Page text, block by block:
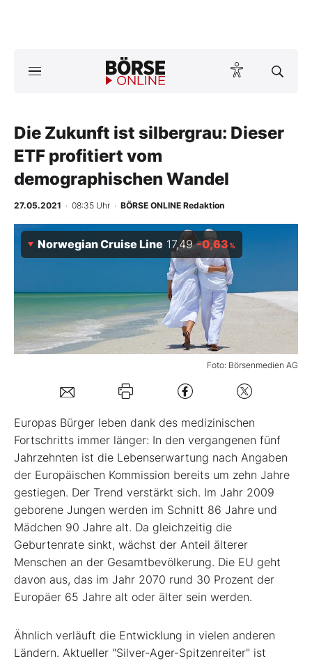
Anlageprodukte
Finanz-Check
Abo & Shop
BO-Musterdepots
Mein B:O
Mein Konto
Folgen Sie uns
Kontakt
Die Zukunft ist silbergrau: Dieser
ETF profitiert vom
demographischen Wandel
27.05.2021 · 08:35 Uhr · BÖRSE ONLINE Redaktion
Foto: Börsenmedien AG
Norwegian Cruise Line 17,49 -0,63%
Europas Bürger leben dank des medizinischen
Fortschritts immer länger: In den vergangenen fünf
Jahrzehnten ist die Lebenserwartung nach Angaben
der Europäischen Kommission bereits um zehn Jahre
gestiegen. Der Trend verstärkt sich. Im Jahr 2009
geborene Jungen werden im Schnitt 86 Jahre und
Mädchen 90 Jahre alt. Da gleichzeitig die
Geburtenrate sinkt, wächst der Anteil älterer
Menschen an der Gesamtbevölkerung. Die EU geht
davon aus, das im Jahr 2070 rund 30 Prozent der
Europäer 65 Jahre alt oder älter sein werden.
Ähnlich verläuft die Entwicklung in vielen anderen
Ländern. Aktueller "Silver-Ager-Spitzenreiter" ist